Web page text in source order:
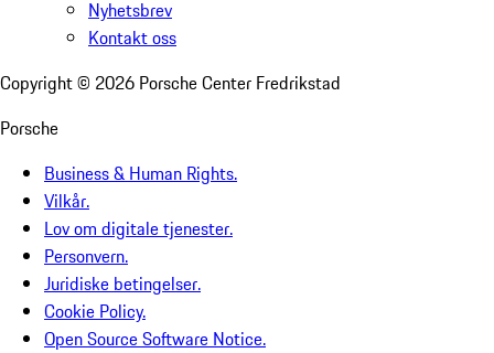
Nyhetsbrev
Kontakt oss
Copyright © 2026 Porsche Center Fredrikstad
Porsche
Business & Human Rights.
Vilkår.
Lov om digitale tjenester.
Personvern.
Juridiske betingelser.
Cookie Policy.
Open Source Software Notice.